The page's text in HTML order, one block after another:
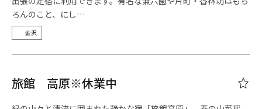
ろんのこと、にし…
金沢
旅館 高原※休業中